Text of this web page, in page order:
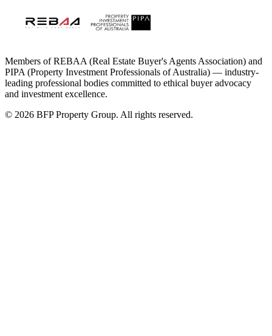
Members of REBAA (Real Estate Buyer's Agents Association) and
PIPA (Property Investment Professionals of Australia) — industry-
leading professional bodies committed to ethical buyer advocacy
and investment excellence.​​​​‌ ‍ ​‍​‍‌‍ ‌ ​‍‌‍‍‌‌‍‌ ‌‍‍‌‌‍ ‍​‍​‍​ ‍‍​‍​‍‌ ​ ‌‍​‌‌‍ ‍‌‍‍‌‌ ‌​‌ ‍‌​‍ ‍‌‍‍‌‌‍ ​‍​‍​‍ ​​‍​‍‌‍‍​‌ ​‍‌‍‌‌‌‍‌‍​‍​‍​ ‍‍​‍​‍‌‍‍​‌ ‌​‌ ‌​‌ ​​‌ ​ ​ ‍‍​‍ ​‍ ‌‍​‍‌‍‌‍‌ ​​​‍ ‌‌ ​​‌ ​‍‌‍ ‌ ​​‌‍‌‌‌ ​‍‌ ‌​‌ ‍‌​‍ ‌‌‍‌ ‌ ​‍‌‍ ‌ ‌‌‌ ​​​‍ ‍‌ ‌‍‌‍‌‌‌ ​‍‌‍​ ‌‍‌‌‌‍ ​​‍ ‍‌‍​‌‌ ​​‌ ​​​‍ ‌ ​ ‌ ‌​‌ ‌‌‌‍‌​‌‍‍‌‌‍ ​‍ ‌‍‍‌‌‍ ‍‌ ‌​‌‍‌‌‌‍ ‍‌ ‌​​‍ ‌‍‌‌‌‍‌​‌‍‍‌‌ ‌​​‍ ‌‍ ‌‌‍ ‌‍‌​‌‍‌‌​ ‌‌ ​​‌ ​‍‌‍‌‌‌ ​ ‌‍‌‌‌‍ ‍‌ ‌​‌‍​‌‌ ‌​‌‍‍‌‌‍ ‌‍ ‍​ ‍ ‌‍‍‌‌‍‌​​ ‌‌ ​ ‌‍‍‌‌ ‌​‌‍‌‌‌‌​ ‌‍‌‌‌ ‌​‌ ‌​‌‍‍‌‌‍ ‍‌‍‌ ‌ ​ ​ ‍ ‌ ‌​‌ ‍‌‌ ​​‌‍‌‌​ ‌‌ ​ ‌‍‍‌‌ ‌​‌‍‌‌‌‌​ ‌‍‌‌‌ ‌​‌ ‌​‌‍‍‌‌‍ ‍‌‍‌ ‌ ​ ​ ‍ ‌ ​​‌‍​‌‌ ‌​‌‍‍​​ ‌‌‍‌‍‌‍ ‌‍ ‌ ‌​‌‍‌‌‌ ​‍​‍ ‍‌‍​ ‌ ​‍‌‍‌‌‌‍‌​‌‍‌‌‌‍ ‍‌ ‌​‌‍‍‌‌‍​‌‌‍ ​‌ ​ ‌​​‍‌‍ ‌‍‌​‌ ‍‌​ ‌‍​‍‌‍​‌‌ ​ ‌‍‌‌‌‌‌‌‌ ​‍‌‍ ​​ ‌‌‍‍​‌ ‌​‌ ‌​‌ ​​‌ ​ ​‍‌‌​ ​ ‌​​‌​‍‌‌​ ​‍‌​‌‍​‍‌‌​ ​‍‌​‌‍‌‍​‍‌‍‌‍‌ ​​​‍ ‌‌ ​​‌ ​‍‌‍ ‌ ​​‌‍‌‌‌ ​‍‌ ‌​‌ ‍‌​‍ ‌‌‍‌ ‌ ​‍‌‍ ‌ ‌‌‌ ​​​‍ ‍‌ ‌‍‌‍‌‌‌ ​‍‌‍​ ‌‍‌‌‌‍ ​​‍ ‍‌‍​‌‌ ​​‌ ​​​‍‌‌​ ​‍‌​‌‍‌ ​ ‌ ‌​‌ ‌‌‌‍‌​‌‍‍‌‌‍ ​‍‌‍‌‍‍‌‌‍‌​​ ‌‌ ​ ‌‍‍‌‌ ‌​‌‍‌‌‌‌​ ‌‍‌‌‌ ‌​‌ ‌​‌‍‍‌‌‍ ‍‌‍‌ ‌ ​ ​‍‌‍‌ ‌​‌ ‍‌‌ ​​‌‍‌‌​ ‌‌ ​ ‌‍‍‌‌ ‌​‌‍‌‌‌‌​ ‌‍‌‌‌ ‌​‌ ‌​‌‍‍‌‌‍ ‍‌‍‌ ‌ ​ ​‍‌‍‌ ​​‌‍​‌‌ ‌​‌‍‍​​ ‌‌‍‌‍‌‍ ‌‍ ‌ ‌​‌‍‌‌‌ ​‍​‍ ‍‌‍​ ‌ ​‍‌‍‌‌‌‍‌​‌‍‌‌‌‍ ‍‌ ‌​‌‍‍‌‌‍​‌‌‍ ​‌ ​ ‌​​‍‌‍ ‌‍‌​‌ ‍‌​‍‌‍‌ ​​‌‍‌‌‌ ​‍‌ ​ ‌ ​​‌‍‌‌‌‍​ ‌ ‌​‌‍‍‌‌ ‌‍‌‍‌‌​ ‌‌ ​​‌ ‌‌‌‍​‍‌‍ ​‌‍‍‌‌ ​ ‌‍‍​‌‍‌‌‌‍‌​​‍​‍‌ ‌
© 2026 BFP Property Group​​​​‌ ‍ ​‍​‍‌‍ ‌ ​‍‌‍‍‌‌‍‌ ‌‍‍‌‌‍ ‍​‍​‍​ ‍‍​‍​‍‌ ​ ‌‍​‌‌‍ ‍‌‍‍‌‌ ‌​‌ ‍‌​‍ ‍‌‍‍‌‌‍ ​‍​‍​‍ ​​‍​‍‌‍‍​‌ ​‍‌‍‌‌‌‍‌‍​‍​‍​ ‍‍​‍​‍‌‍‍​‌ ‌​‌ ‌​‌ ​​‌ ​ ​ ‍‍​‍ ​‍ ‌‍​‍‌‍‌‍‌ ​​​‍ ‌‌ ​​‌ ​‍‌‍ ‌ ​​‌‍‌‌‌ ​‍‌ ‌​‌ ‍‌​‍ ‌‌‍‌ ‌ ​‍‌‍ ‌ ‌‌‌ ​​​‍ ‍‌ ‌‍‌‍‌‌‌ ​‍‌‍​ ‌‍‌‌‌‍ ​​‍ ‍‌‍​‌‌ ​​‌ ​​​‍ ‌ ​ ‌ ‌​‌ ‌‌‌‍‌​‌‍‍‌‌‍ ​‍ ‌‍‍‌‌‍ ‍‌ ‌​‌‍‌‌‌‍ ‍‌ ‌​​‍ ‌‍‌‌‌‍‌​‌‍‍‌‌ ‌​​‍ ‌‍ ‌‌‍ ‌‍‌​‌‍‌‌​ ‌‌ ​​‌ ​‍‌‍‌‌‌ ​ ‌‍‌‌‌‍ ‍‌ ‌​‌‍​‌‌ ‌​‌‍‍‌‌‍ ‌‍ ‍​ ‍ ‌‍‍‌‌‍‌​​ ‌‌ ​ ‌‍‍‌‌ ‌​‌‍‌‌‌‌​ ‌‍‌‌‌ ‌​‌ ‌​‌‍‍‌‌‍ ‍‌‍‌ ‌ ​ ​ ‍ ‌ ‌​‌ ‍‌‌ ​​‌‍‌‌​ ‌‌ ​ ‌‍‍‌‌ ‌​‌‍‌‌‌‌​ ‌‍‌‌‌ ‌​‌ ‌​‌‍‍‌‌‍ ‍‌‍‌ ‌ ​ ​ ‍ ‌ ​​‌‍​‌‌ ‌​‌‍‍​​ ‌‌ ‌​‌‍‍‌‌ ‌​‌‍ ​‌‍‌‌​ ‌‍​‍‌‍​‌‌ ​ ‌‍‌‌‌‌‌‌‌ ​‍‌‍ ​​ ‌‌‍‍​‌ ‌​‌ ‌​‌ ​​‌ ​ ​‍‌‌​ ​ ‌​​‌​‍‌‌​ ​‍‌​‌‍​‍‌‌​ ​‍‌​‌‍‌‍​‍‌‍‌‍‌ ​​​‍ ‌‌ ​​‌ ​‍‌‍ ‌ ​​‌‍‌‌‌ ​‍‌ ‌​‌ ‍‌​‍ ‌‌‍‌ ‌ ​‍‌‍ ‌ ‌‌‌ ​​​‍ ‍‌ ‌‍‌‍‌‌‌ ​‍‌‍​ ‌‍‌‌‌‍ ​​‍ ‍‌‍​‌‌ ​​‌ ​​​‍‌‌​ ​‍‌​‌‍‌ ​ ‌ ‌​‌ ‌‌‌‍‌​‌‍‍‌‌‍ ​‍‌‍‌‍‍‌‌‍‌​​ ‌‌ ​ ‌‍‍‌‌ ‌​‌‍‌‌‌‌​ ‌‍‌‌‌ ‌​‌ ‌​‌‍‍‌‌‍ ‍‌‍‌ ‌ ​ ​‍‌‍‌ ‌​‌ ‍‌‌ ​​‌‍‌‌​ ‌‌ ​ ‌‍‍‌‌ ‌​‌‍‌‌‌‌​ ‌‍‌‌‌ ‌​‌ ‌​‌‍‍‌‌‍ ‍‌‍‌ ‌ ​ ​‍‌‍‌ ​​‌‍​‌‌ ‌​‌‍‍​​ ‌‌ ‌​‌‍‍‌‌ ‌​‌‍ ​‌‍‌‌​‍‌‍‌ ​​‌‍‌‌‌ ​‍‌ ​ ‌ ​​‌‍‌‌‌‍​ ‌ ‌​‌‍‍‌‌ ‌‍‌‍‌‌​ ‌‌ ​​‌ ‌‌‌‍​‍‌‍ ​‌‍‍‌‌ ​ ‌‍‍​‌‍‌‌‌‍‌​​‍​‍‌ ‌. All rights reserved.​​​​‌ ‍ ​‍​‍‌‍ ‌ ​‍‌‍‍‌‌‍‌ ‌‍‍‌‌‍ ‍​‍​‍​ ‍‍​‍​‍‌ ​ ‌‍​‌‌‍ ‍‌‍‍‌‌ ‌​‌ ‍‌​‍ ‍‌‍‍‌‌‍ ​‍​‍​‍ ​​‍​‍‌‍‍​‌ ​‍‌‍‌‌‌‍‌‍​‍​‍​ ‍‍​‍​‍‌‍‍​‌ ‌​‌ ‌​‌ ​​‌ ​ ​ ‍‍​‍ ​‍ ‌‍​‍‌‍‌‍‌ ​​​‍ ‌‌ ​​‌ ​‍‌‍ ‌ ​​‌‍‌‌‌ ​‍‌ ‌​‌ ‍‌​‍ ‌‌‍‌ ‌ ​‍‌‍ ‌ ‌‌‌ ​​​‍ ‍‌ ‌‍‌‍‌‌‌ ​‍‌‍​ ‌‍‌‌‌‍ ​​‍ ‍‌‍​‌‌ ​​‌ ​​​‍ ‌ ​ ‌ ‌​‌ ‌‌‌‍‌​‌‍‍‌‌‍ ​‍ ‌‍‍‌‌‍ ‍‌ ‌​‌‍‌‌‌‍ ‍‌ ‌​​‍ ‌‍‌‌‌‍‌​‌‍‍‌‌ ‌​​‍ ‌‍ ‌‌‍ ‌‍‌​‌‍‌‌​ ‌‌ ​​‌ ​‍‌‍‌‌‌ ​ ‌‍‌‌‌‍ ‍‌ ‌​‌‍​‌‌ ‌​‌‍‍‌‌‍ ‌‍ ‍​ ‍ ‌‍‍‌‌‍‌​​ ‌‌ ​ ‌‍‍‌‌ ‌​‌‍‌‌‌‌​ ‌‍‌‌‌ ‌​‌ ‌​‌‍‍‌‌‍ ‍‌‍‌ ‌ ​ ​ ‍ ‌ ‌​‌ ‍‌‌ ​​‌‍‌‌​ ‌‌ ​ ‌‍‍‌‌ ‌​‌‍‌‌‌‌​ ‌‍‌‌‌ ‌​‌ ‌​‌‍‍‌‌‍ ‍‌‍‌ ‌ ​ ​ ‍ ‌ ​​‌‍​‌‌ ‌​‌‍‍​​ ‌‌‍‌‍‌‍ ‌‍ ‌ ‌​‌‍‌‌‌ ​‍​‍ ‍‌‍​ ‌‍ ‌ ​​‌ ‍‌‌ ​‍‌‍‍‌‌‍‌ ‌‍‍​‌ ‌​​ ‌‍​‍‌‍​‌‌ ​ ‌‍‌‌‌‌‌‌‌ ​‍‌‍ ​​ ‌‌‍‍​‌ ‌​‌ ‌​‌ ​​‌ ​ ​‍‌‌​ ​ ‌​​‌​‍‌‌​ ​‍‌​‌‍​‍‌‌​ ​‍‌​‌‍‌‍​‍‌‍‌‍‌ ​​​‍ ‌‌ ​​‌ ​‍‌‍ ‌ ​​‌‍‌‌‌ ​‍‌ ‌​‌ ‍‌​‍ ‌‌‍‌ ‌ ​‍‌‍ ‌ ‌‌‌ ​​​‍ ‍‌ ‌‍‌‍‌‌‌ ​‍‌‍​ ‌‍‌‌‌‍ ​​‍ ‍‌‍​‌‌ ​​‌ ​​​‍‌‌​ ​‍‌​‌‍‌ ​ ‌ ‌​‌ ‌‌‌‍‌​‌‍‍‌‌‍ ​‍‌‍‌‍‍‌‌‍‌​​ ‌‌ ​ ‌‍‍‌‌ ‌​‌‍‌‌‌‌​ ‌‍‌‌‌ ‌​‌ ‌​‌‍‍‌‌‍ ‍‌‍‌ ‌ ​ ​‍‌‍‌ ‌​‌ ‍‌‌ ​​‌‍‌‌​ ‌‌ ​ ‌‍‍‌‌ ‌​‌‍‌‌‌‌​ ‌‍‌‌‌ ‌​‌ ‌​‌‍‍‌‌‍ ‍‌‍‌ ‌ ​ ​‍‌‍‌ ​​‌‍​‌‌ ‌​‌‍‍​​ ‌‌‍‌‍‌‍ ‌‍ ‌ ‌​‌‍‌‌‌ ​‍​‍ ‍‌‍​ ‌‍ ‌ ​​‌ ‍‌‌ ​‍‌‍‍‌‌‍‌ ‌‍‍​‌ ‌​​‍‌‍‌ ​​‌‍‌‌‌ ​‍‌ ​ ‌ ​​‌‍‌‌‌‍​ ‌ ‌​‌‍‍‌‌ ‌‍‌‍‌‌​ ‌‌ ​​‌ ‌‌‌‍​‍‌‍ ​‌‍‍‌‌ ​ ‌‍‍​‌‍‌‌‌‍‌​​‍​‍‌ ‌